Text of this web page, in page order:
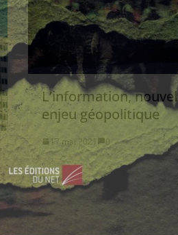
L’information, nouvel
enjeu géopolitique
17 mai 2021 0